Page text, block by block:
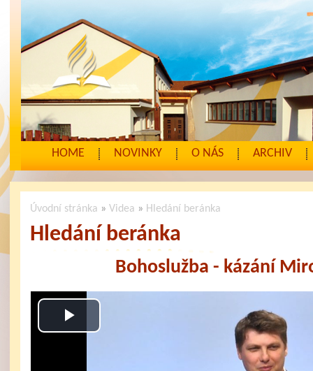
HOME NOVINKY O NÁS ARCHIV
Úvodní stránka » Videa » Hledání beránka
Hledání beránka
Bohoslužba - kázání
Play